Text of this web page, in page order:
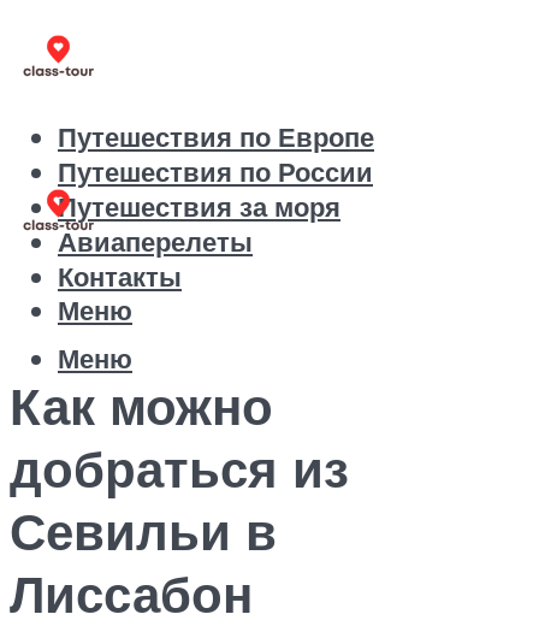
Путешествия по Европе
Путешествия по России
Путешествия за моря
Авиаперелеты
Контакты
Меню
Меню
Как можно
добраться из
Севильи в
Лиссабон